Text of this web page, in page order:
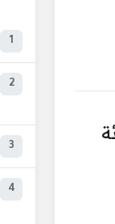
1
2
3
4